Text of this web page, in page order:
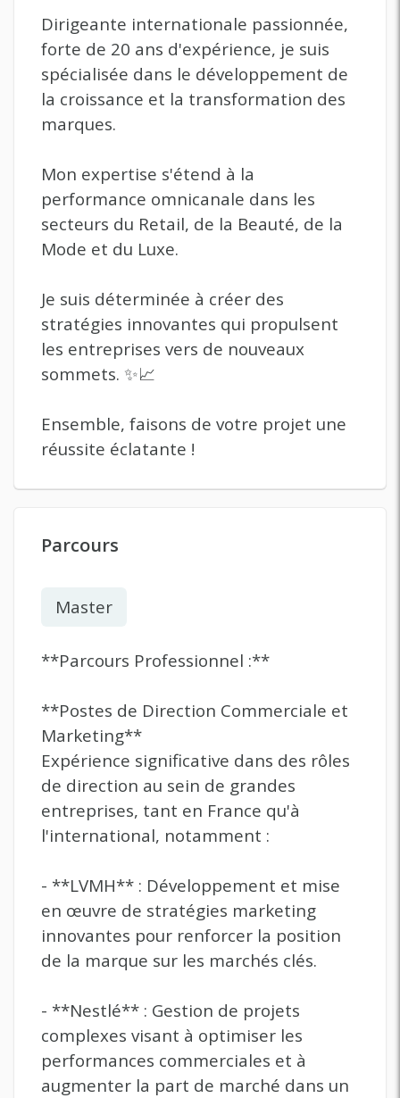
Dirigeante internationale passionnée,
forte de 20 ans d'expérience, je suis
spécialisée dans le développement de
la croissance et la transformation des
marques.
Mon expertise s'étend à la
performance omnicanale dans les
secteurs du Retail, de la Beauté, de la
Mode et du Luxe.
Je suis déterminée à créer des
stratégies innovantes qui propulsent
les entreprises vers de nouveaux
sommets. ✨📈
Ensemble, faisons de votre projet une
réussite éclatante !
Parcours
Master
**Parcours Professionnel :**
**Postes de Direction Commerciale et
Marketing**
Expérience significative dans des rôles
de direction au sein de grandes
entreprises, tant en France qu'à
l'international, notamment :
- **LVMH** : Développement et mise
en œuvre de stratégies marketing
innovantes pour renforcer la position
de la marque sur les marchés clés.
- **Nestlé** : Gestion de projets
complexes visant à optimiser les
performances commerciales et à
augmenter la part de marché dans un